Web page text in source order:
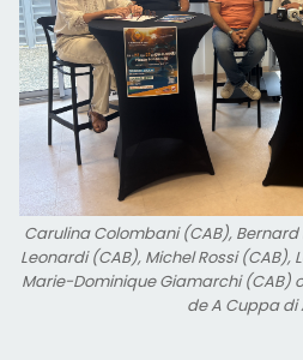
Carulina Colombani (CAB),
Leonardi (CAB), Michel Rossi (CAB),
Marie-Dominique Giamarchi (CAB)
de A Cuppa di